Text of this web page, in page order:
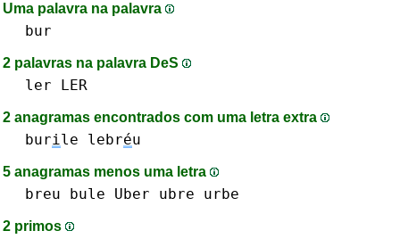
Uma palavra na palavra
bur
2 palavras na palavra DeS
ler LER
2 anagramas encontrados com uma letra extra
burile lebréu
5 anagramas menos uma letra
breu bule Uber ubre urbe
2 primos